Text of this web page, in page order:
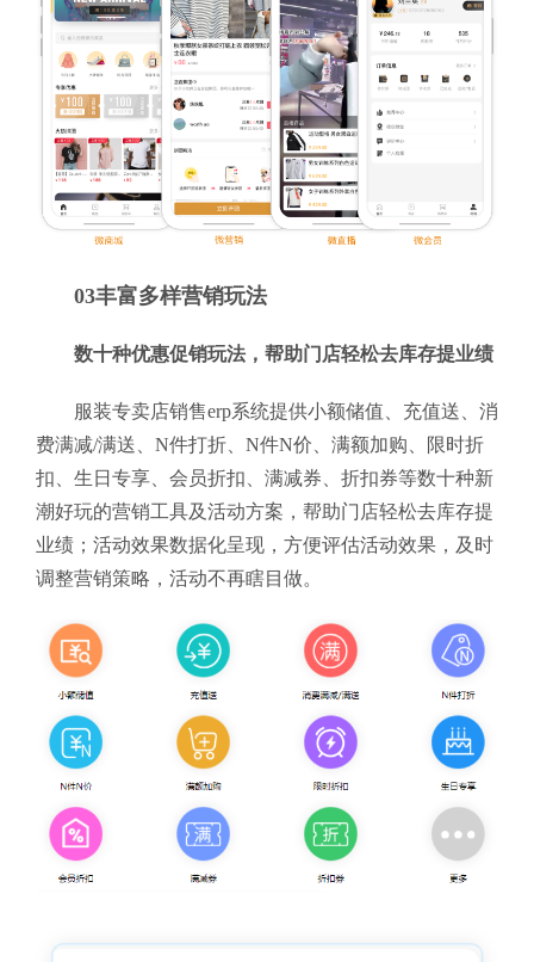
03丰富多样营销玩法
数十种优惠促销玩法，帮助门店轻松去库存提业绩
服装专卖店销售erp系统提供小额储值、充值送、消
费满减/满送、N件打折、N件N价、满额加购、限时折
扣、生日专享、会员折扣、满减券、折扣券等数十种新
潮好玩的营销工具及活动方案，帮助门店轻松去库存提
业绩；活动效果数据化呈现，方便评估活动效果，及时
调整营销策略，活动不再瞎目做。